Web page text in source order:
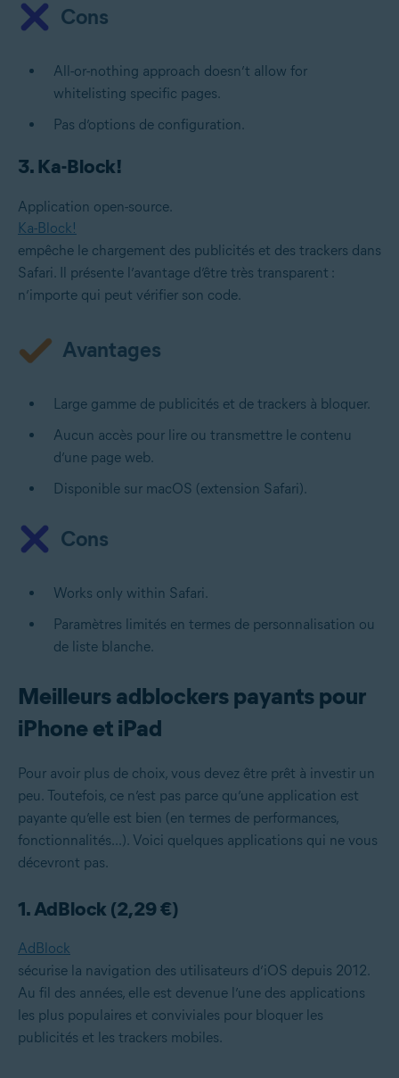
Cons
All-or-nothing approach doesn’t allow for
whitelisting specific pages.
Pas d’options de configuration.
3. Ka-Block!
Application open-source.
Ka-Block!
empêche le chargement des publicités et des trackers dans
Safari. Il présente l’avantage d’être très transparent :
n’importe qui peut vérifier son code.
Avantages
Large gamme de publicités et de trackers à bloquer.
Aucun accès pour lire ou transmettre le contenu
d’une page web.
Disponible sur macOS (extension Safari).
Cons
Works only within Safari.
Paramètres limités en termes de personnalisation ou
de liste blanche.
Meilleurs adblockers payants pour
iPhone et iPad
Pour avoir plus de choix, vous devez être prêt à investir un
peu. Toutefois, ce n’est pas parce qu’une application est
payante qu’elle est bien (en termes de performances,
fonctionnalités...). Voici quelques applications qui ne vous
décevront pas.
1. AdBlock (2,29 €)
AdBlock
sécurise la navigation des utilisateurs d’iOS depuis 2012.
Au fil des années, elle est devenue l’une des applications
les plus populaires et conviviales pour bloquer les
publicités et les trackers mobiles.